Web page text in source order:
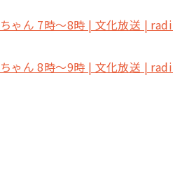
ゃん 7時～8時 | 文化放送 |
ゃん 8時～9時 | 文化放送 |